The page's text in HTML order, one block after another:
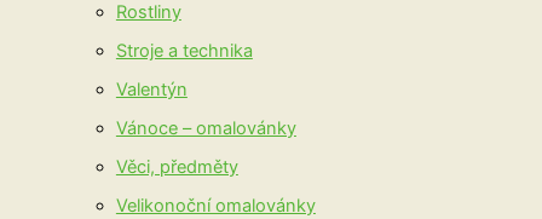
Rostliny
Stroje a technika
Valentýn
Vánoce – omalovánky
Věci, předměty
Velikonoční omalovánky